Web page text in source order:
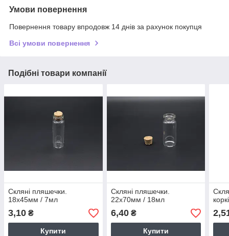
Умови повернення
Повернення товару впродовж 14 днів за рахунок покупця
Всі умови повернення
Подібні товари компанії
Скляні пляшечки.
18х45мм / 7мл
3,10 ₴
Купити
Скляні пляшечки.
22х70мм / 18мл
6,40₴
Купити